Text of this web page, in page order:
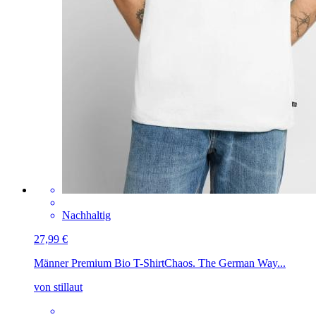
Nachhaltig
27,99 €
Männer Premium Bio T-ShirtChaos. The German Way...
von stillaut